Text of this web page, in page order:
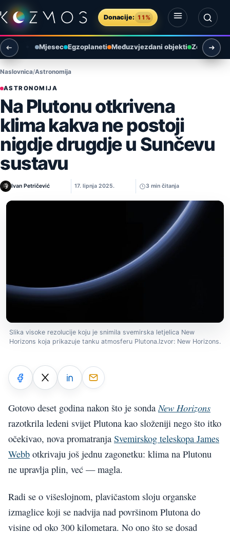
Preskoči na sadržaj
Donacije: 11%
Otvori izbornik
Otvori pretragu
Mjesec Egzoplaneti Međuzvjezdani objekti Zemlja i
Naslovnica Astronomija
ASTRONOMIJA
Na Plutonu otkrivena
klima kakva ne postoji
nigdje drugdje u Sunčevu
sustavu
Ivan Petričević 17. lipnja 2025. 3 min čitanja
Slika visoke rezolucije koju je snimila svemirska letjelica New
Horizons koja prikazuje tanku atmosferu Plutona.Izvor: New Horizons.
Gotovo deset godina nakon što je sondaNew Horizons
razotkrila ledeni svijet Plutona kao složeniji nego što itko
očekivao, nova promatranja Svemirskog teleskopa James
Webb otkrivaju još jednu zagonetku: klima na Plutonu
ne upravlja plin, već — magla.
Radi se o višeslojnom, plavičastom sloju organske
izmaglice koji se nadvija nad površinom Plutona do
visine od oko 300 kilometara. No ono što se dosad